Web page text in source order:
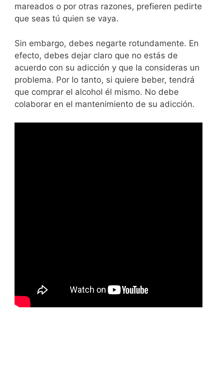
mareados o por otras razones, prefieren pedirte
que seas tú quien se vaya.
Sin embargo, debes negarte rotundamente. En
efecto, debes dejar claro que no estás de
acuerdo con su adicción y que la consideras un
problema. Por lo tanto, si quiere beber, tendrá
que comprar el alcohol él mismo. No debe
colaborar en el mantenimiento de su adicción.